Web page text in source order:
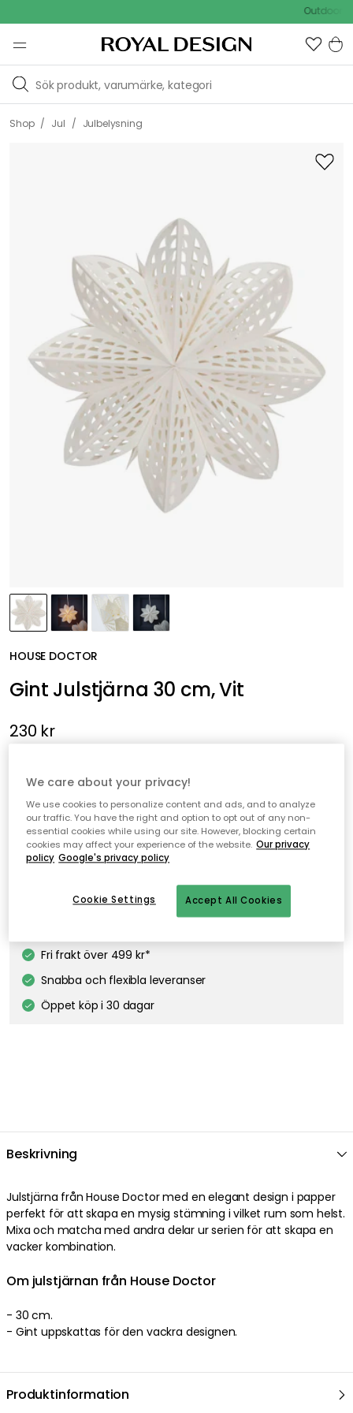
Outdoor
Shop / Jul / Julbelysning
HOUSE DOCTOR
Gint Julstjärna 30 cm, Vit
230 kr
papper perfekt för att skapa en mysig stämning i vilket rum
som helst.
Lägg i varukorgen
I webblager
Fri frakt över 499 kr*
Snabba och flexibla leveranser
Öppet köp i 30 dagar
Beskrivning
Julstjärna från House Doctor med en elegant design i papper
perfekt för att skapa en mysig stämning i vilket rum som helst.
Mixa och matcha med andra delar ur serien för att skapa en
vacker kombination.
Om julstjärnan från House Doctor
- 30 cm.
- Gint uppskattas för den vackra designen.
Produktinformation
We care about your privacy!
We use cookies to personalize content and ads, and to analyze
our traffic. You have the right and option to opt out of any non-
essential cookies while using our site. However, blocking certain
cookies may affect your experience of the website. Our privacy
policy Google's privacy policy
Accept All Cookies
Cookie Settings